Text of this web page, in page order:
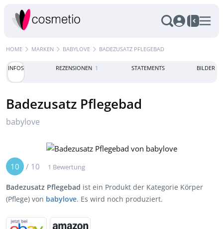
HOME MARKEN BABYLOVE BADEZUSATZ PFLEGEBAD
INFOS REZENSIONEN 1 STATEMENTS BILDER
Badezusatz Pflegebad
babylove
10 / 10 1 Bewertung
Badezusatz Pflegebad ist ein Produkt der Kategorie Körper
(Pflege) von babylove. Es wird noch produziert.